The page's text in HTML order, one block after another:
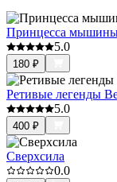
Принцесса
5.0
180 ₽
Ретивые легенды
5.0
400 ₽
Сверхсила
0.0